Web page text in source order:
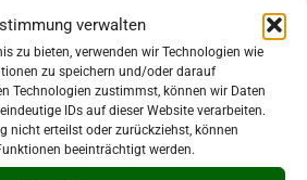
verwalten
zu bieten, verwenden wir Technologien wie
zu speichern und/oder darauf
Technologien zustimmst, können wir Daten
IDs auf dieser Website verarbeiten.
nicht erteilst oder zurückziehst, können
beeinträchtigt werden.
Zählbares
Vereine